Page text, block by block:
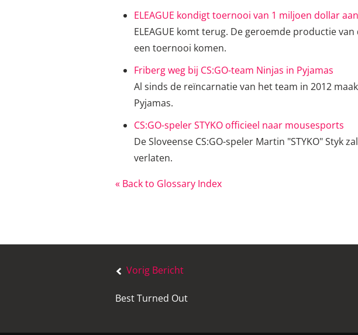
ELEAGUE kondigt toernooi van 1 miljoen dollar aan
ELEAGUE komt terug. De geroemde productie
een toernooi komen.
Friberg weg bij CS:GO-team Ninjas in Pyjamas
Al sinds de reïncarnatie van het team in 2012
Pyjamas.
CS:GO-speler STYKO officieel naar mousesports
De Sloveense CS:GO-speler Martin "STYKO"
verlaten.
« Back to Glossary Index
navigatie
Vorig Bericht
Best Turned Out